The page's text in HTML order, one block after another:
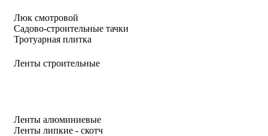
Люк смотровой
Садово-строительные тачки
Тротуарная плитка
Ленты строительные
Ленты алюминиевые
Ленты липкие - скотч